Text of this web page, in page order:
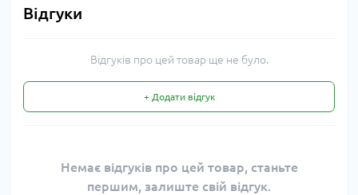
Відгуки
Відгуків про цей товар ще не було.
+ Додати відгук
Немає відгуків про цей товар, станьте
першим, залиште свій відгук.